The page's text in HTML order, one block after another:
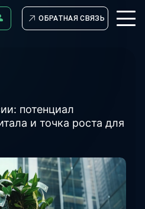
ОБРАТНАЯ СВЯЗЬ
потенциал
и точка роста для